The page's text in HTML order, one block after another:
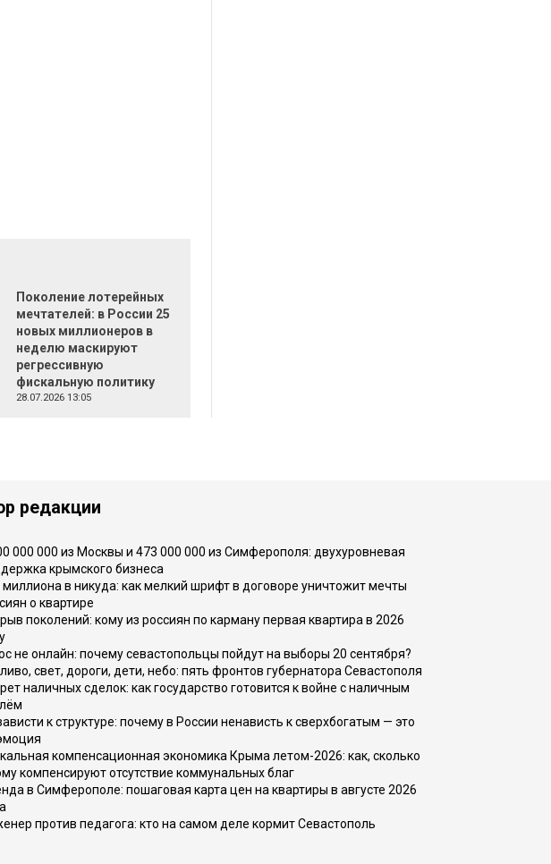
Поколение лотерейных
мечтателей: в России 25
новых миллионеров в
неделю маскируют
регрессивную
фискальную политику
28.07.2026 13:05
редакции
000 000 из Москвы и 473 000 000 из Симферополя: двухуровневая
крымского бизнеса
миллиона в никуда: как мелкий шрифт в договоре уничтожит мечты
о квартире
поколений: кому из россиян по карману первая квартира в 2026
не онлайн: почему севастопольцы пойдут на выборы 20 сентября?
свет, дороги, дети, небо: пять фронтов губернатора Севастополя
наличных сделок: как государство готовится к войне с наличным
к структуре: почему в России ненависть к сверхбогатым — это
компенсационная экономика Крыма летом-2026: как, сколько
компенсируют отсутствие коммунальных благ
в Симферополе: пошаговая карта цен на квартиры в августе 2026
против педагога: кто на самом деле кормит Севастополь